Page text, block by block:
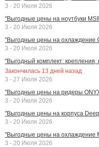
3 - 20 Июля 2026
"Выгодные цены на ноутбуки
3 - 20 Июля 2026
"Выгодные цены на охлаждение
3 - 20 Июля 2026
"Выгодный комплект:
Закончилась 13 дней назад
3 - 27 Июля 2026
"Выгодные цены на ридеры
3 - 20 Июля 2026
"Выгодные цены на корпуса
3 - 20 Июля 2026
"Выгодные цены на охлаждение
3 - 20 Июля 2026